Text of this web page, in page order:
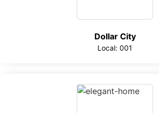
Dollar City
Local: 001